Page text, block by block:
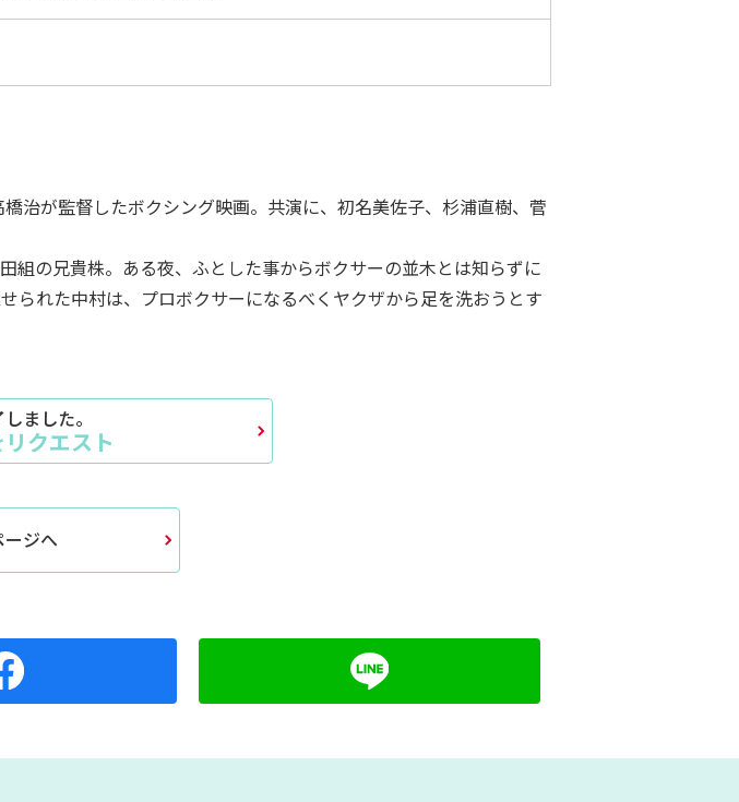
治が監督したボクシング映画。共演に、初名美佐子、杉浦直樹、菅
組の兄貴株。ある夜、ふとした事からボクサーの並木とは知らずに
られた中村は、プロボクサーになるべくヤクザから足を洗おうとす
ました。
クエスト
ジへ